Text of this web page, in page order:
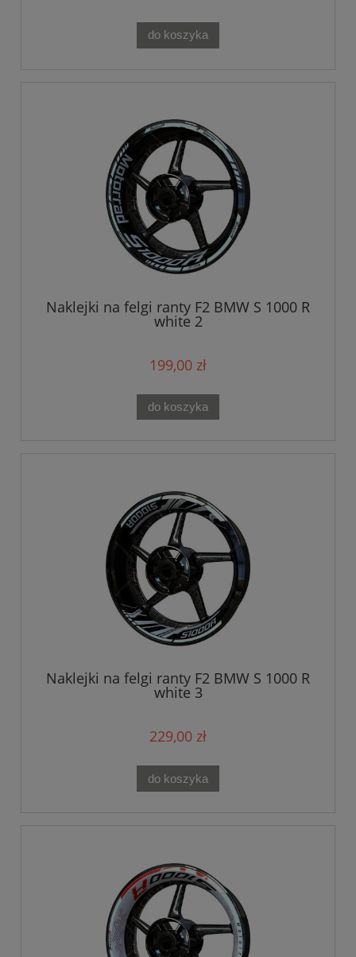
do koszyka
Naklejki na felgi ranty F2 BMW S 1000 R
white 2
199,00 zł
do koszyka
Naklejki na felgi ranty F2 BMW S 1000 R
white 3
229,00 zł
do koszyka